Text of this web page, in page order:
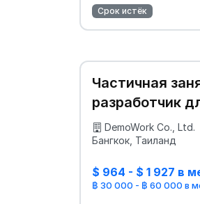
Срок истёк
Частичная
разработчик
(удалённо)
DemoWork Co., Ltd.
Бангкок, Таиланд
$ 964 - $ 1 927 в
฿ 30 000 - ฿ 60 000 в